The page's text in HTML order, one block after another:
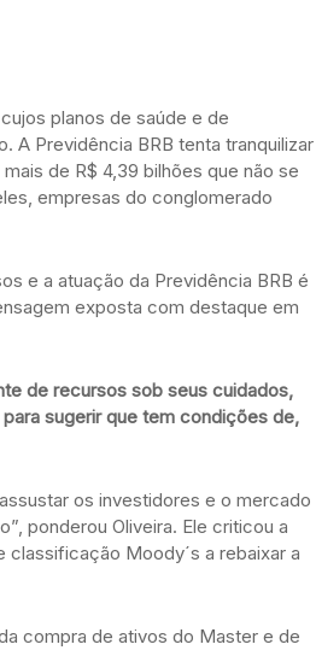
planos de saúde e de
A Previdência BRB tenta tranquilizar
de R$ 4,39 bilhões que não se
empresas do conglomerado
e a atuação da Previdência BRB é
exposta com destaque em
de recursos sob seus cuidados,
sugerir que tem condições de,
os investidores e o mercado
ponderou Oliveira. Ele criticou a
Moody´s a rebaixar a
compra de ativos do Master e de